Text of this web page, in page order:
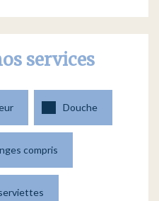
services
Douche
compris